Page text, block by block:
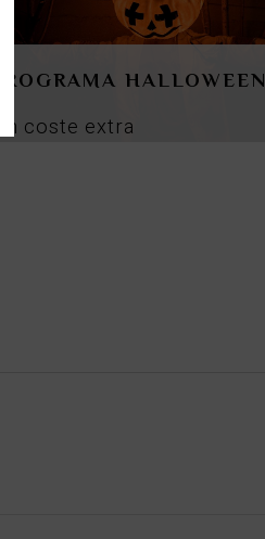
PROGRAMA HALLOWEEN
sin coste extra